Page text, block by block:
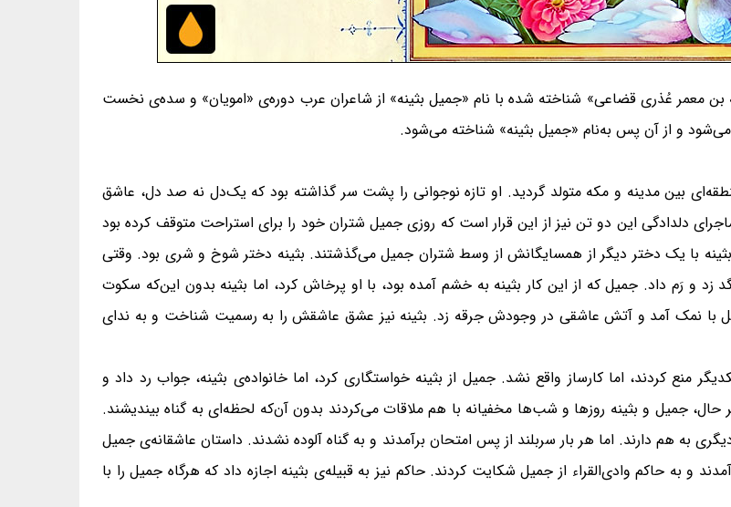
بن معمر عُذری قضاعی» شناخته شده با نام «جمیل بثینه» از شاعران عرب دوره‌ی «امویان» و سده‌ی نخست
و از آن پس به‌نام «جمیل بثینه» شناخته می‌شود.
قمری در «وادی‌القراء» منطقه‌ای بین مدینه و مکه متولد گردید. او تازه نوجوانی را پشت سر گذاشته بود که یک‌دل نه صد دل، عاشق
دلدادگی این دو تن نیز از این قرار است که روزی جمیل شتران خود را برای استراحت متوقف کرده بود
با یک دختر دیگر از همسایگانش از وسط شتران جمیل می‌گذشتند. بثینه دختر شوخ و شری بود. وقتی
زد و رَم داد. جمیل که از این کار بثینه به خشم آمده بود، با او پرخاش کرد، اما بثینه بدون این‌که سکوت
با نمک آمد و آتش عاشقی در وجودش جرقه زد. بثینه نیز عشق عاشقش را به رسمیت شناخت و به ندای
منع کردند، اما کارساز واقع نشد. جمیل از بثینه خواستگاری کرد، اما خانواده‌ی بثینه، جواب رد داد و
جمیل و بثینه روزها و شب‌ها مخفیانه با هم ملاقات می‌کردند بدون آن‌که لحظه‌ای به گناه بیندیشند.
به هم دارند. اما هر بار سربلند از پس امتحان برآمدند و به گناه آلوده نشدند. داستان عاشقانه‌ی جمیل
و به حاکم وادی‌القراء از جمیل شکایت کردند. حاکم نیز به قبیله‌ی بثینه اجازه داد که هرگاه جمیل را با